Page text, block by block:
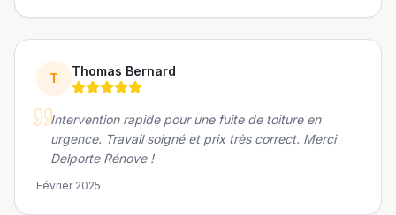
+−
Leaflet
T Thomas Bernard
Intervention rapide pour une fuite de toiture en
urgence. Travail soigné et prix très correct. Merci
Delporte Rénove !
Février 2025